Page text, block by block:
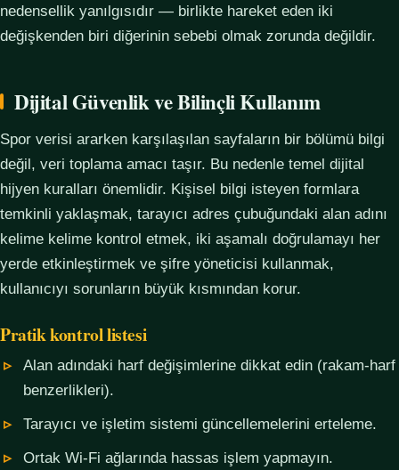
nedensellik yanılgısıdır — birlikte hareket eden iki
değişkenden biri diğerinin sebebi olmak zorunda değildir.
Dijital Güvenlik ve Bilinçli Kullanım
Spor verisi ararken karşılaşılan sayfaların bir bölümü bilgi
değil, veri toplama amacı taşır. Bu nedenle temel dijital
hijyen kuralları önemlidir. Kişisel bilgi isteyen formlara
temkinli yaklaşmak, tarayıcı adres çubuğundaki alan adını
kelime kelime kontrol etmek, iki aşamalı doğrulamayı her
yerde etkinleştirmek ve şifre yöneticisi kullanmak,
kullanıcıyı sorunların büyük kısmından korur.
Pratik kontrol listesi
Alan adındaki harf değişimlerine dikkat edin (rakam-harf
benzerlikleri).
Tarayıcı ve işletim sistemi güncellemelerini erteleme.
Ortak Wi-Fi ağlarında hassas işlem yapmayın.